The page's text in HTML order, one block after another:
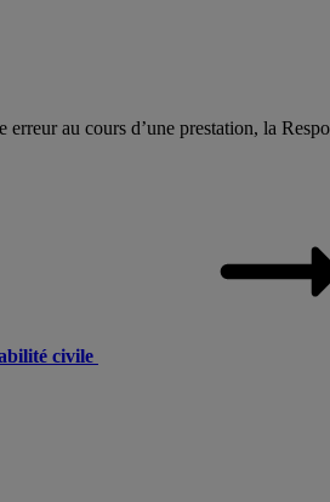
erreur au cours d’une prestation, la
civile